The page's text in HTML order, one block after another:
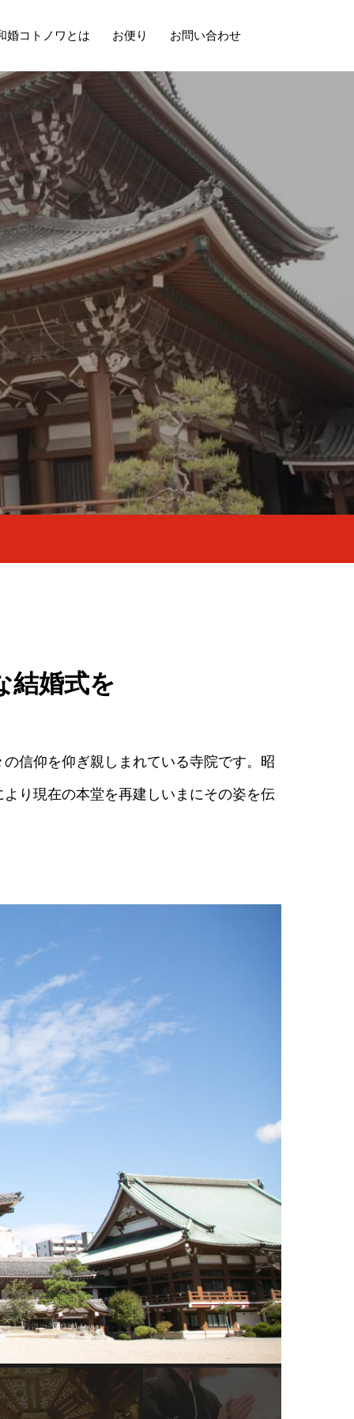
婚コトノワとは お便り お問い合わせ
結婚式を
信仰を仰ぎ親しまれている寺院です。昭
り現在の本堂を再建しいまにその姿を伝